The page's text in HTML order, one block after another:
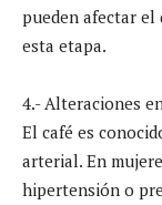
pueden afectar el
esta etapa.
4.- Alteraciones
El café es
arterial. En
hipertensión o